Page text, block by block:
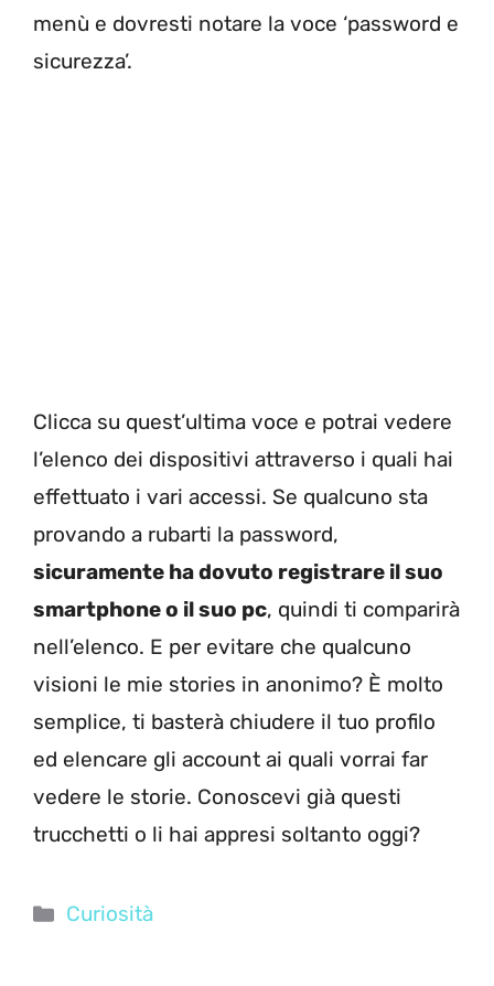
menù e dovresti notare la voce ‘password e
sicurezza’.
Clicca su quest’ultima voce e potrai vedere
l’elenco dei dispositivi attraverso i quali hai
effettuato i vari accessi. Se qualcuno sta
provando a rubarti la password,
sicuramente ha dovuto registrare il suo
smartphone o il suo pc, quindi ti comparirà
nell’elenco. E per evitare che qualcuno
visioni le mie stories in anonimo? È molto
semplice, ti basterà chiudere il tuo profilo
ed elencare gli account ai quali vorrai far
vedere le storie. Conoscevi già questi
trucchetti o li hai appresi soltanto oggi?
Categorie
Curiosità